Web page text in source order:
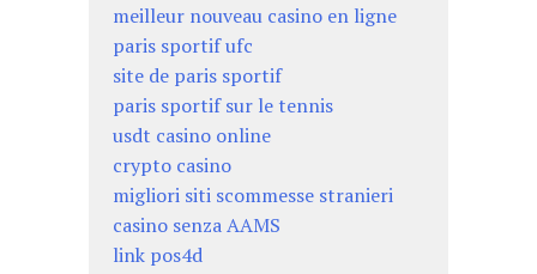
meilleur nouveau casino en ligne
paris sportif ufc
site de paris sportif
paris sportif sur le tennis
usdt casino online
crypto casino
migliori siti scommesse stranieri
casino senza AAMS
link pos4d